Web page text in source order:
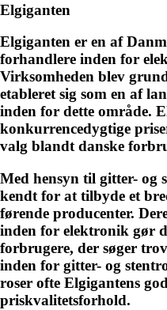
Elgiganten
Elgiganten er en af
forhandlere inden for
Virksomheden blev
etableret sig som en af
inden for dette område.
konkurrencedygtige
valg blandt danske
Med hensyn til gitter- og
kendt for at tilbyde et
førende producenter.
inden for elektronik gør
forbrugere, der søger
inden for gitter- og
roser ofte Elgigantens
priskvalitetsforhold.